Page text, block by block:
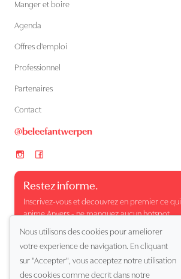
Manger et boire
Agenda
Offres d'emploi
Professionnel
Partenaires
Contact
@beleefantwerpen
Restez informe.
Inscrivez-vous et decouvrez en premier ce qui
anime Anvers - ne manquez aucun hotspot,
evenement ou moment surprenant.
Nous utilisons des cookies pour ameliorer
votre experience de navigation. En cliquant
sur "Accepter", vous acceptez notre utilisation
des cookies comme decrit dans notre